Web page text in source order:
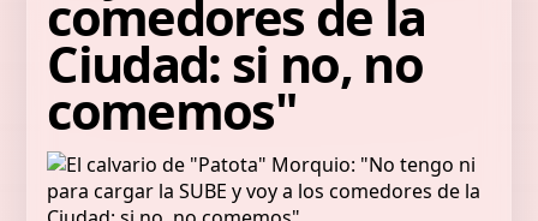
comedores de la
Ciudad: si no, no
comemos"